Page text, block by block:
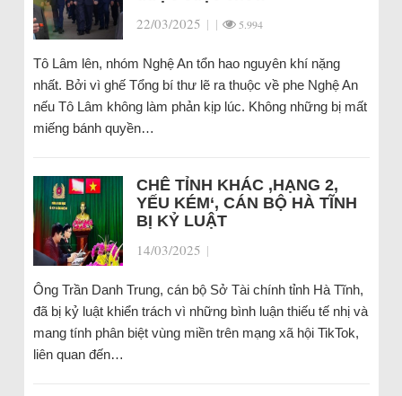
22/03/2025 | | 5.994
Tô Lâm lên, nhóm Nghệ An tổn hao nguyên khí nặng
nhất. Bởi vì ghế Tổng bí thư lẽ ra thuộc về phe Nghệ An
nếu Tô Lâm không làm phản kịp lúc. Không những bị mất
miếng bánh quyền…
CHÊ TỈNH KHÁC ‚HẠNG 2,
YẾU KÉM‘, CÁN BỘ HÀ TĨNH
BỊ KỶ LUẬT
14/03/2025 |
Ông Trần Danh Trung, cán bộ Sở Tài chính tỉnh Hà Tĩnh,
đã bị kỷ luật khiển trách vì những bình luận thiếu tế nhị và
mang tính phân biệt vùng miền trên mạng xã hội TikTok,
liên quan đến…